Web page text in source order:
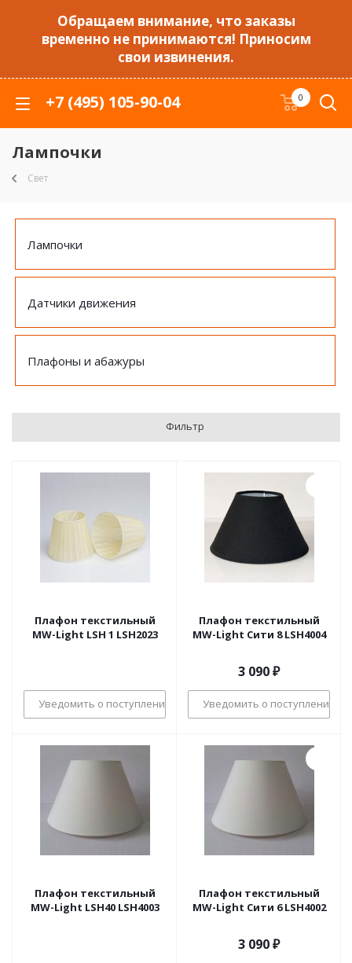
Обращаем внимание, что заказы
временно не принимаются! Приносим
свои извинения.
+7 (495) 105-90-04 0
Лампочки
Свет
Лампочки
Датчики движения
Плафоны и абажуры
Фильтр
Плафон текстильный
MW-Light LSH 1 LSH2023
Уведомить о поступлении
Плафон текстильный
MW-Light Сити 8 LSH4004
3 090₽
Уведомить о поступлении
Плафон текстильный
MW-Light LSH40 LSH4003
Плафон текстильный
MW-Light Сити 6 LSH4002
3 090₽